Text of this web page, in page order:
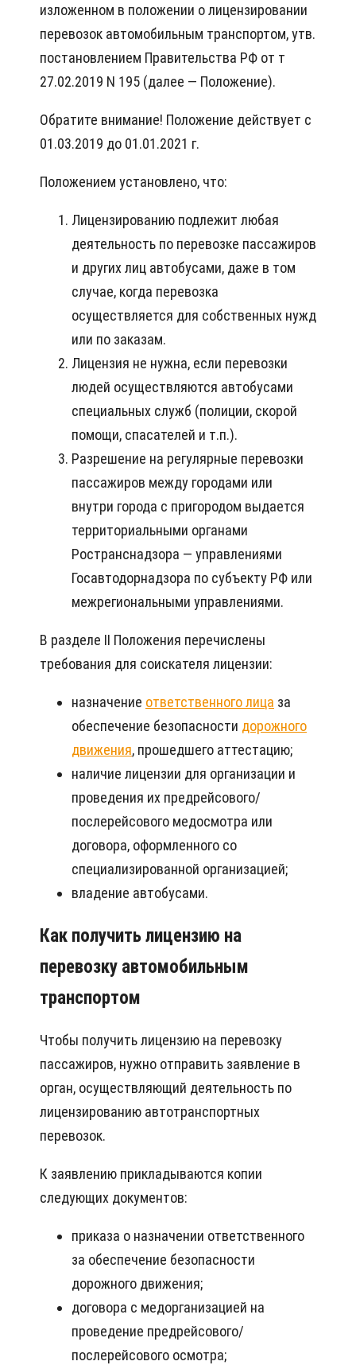
изложенном в положении о лицензировании
перевозок автомобильным транспортом, утв.
постановлением Правительства РФ от т
27.02.2019 N 195 (далее — Положение).
Обратите внимание! Положение действует с
01.03.2019 до 01.01.2021 г.
Положением установлено, что:
Лицензированию подлежит любая
деятельность по перевозке пассажиров
и других лиц автобусами, даже в том
случае, когда перевозка
осуществляется для собственных нужд
или по заказам.
Лицензия не нужна, если перевозки
людей осуществляются автобусами
специальных служб (полиции, скорой
помощи, спасателей и т.п.).
Разрешение на регулярные перевозки
пассажиров между городами или
внутри города с пригородом выдается
территориальными органами
Ространснадзора — управлениями
Госавтодорнадзора по субъекту РФ или
межрегиональными управлениями.
В разделе II Положения перечислены
требования для соискателя лицензии:
назначение ответственного лица за
обеспечение безопасности дорожного
движения, прошедшего аттестацию;
наличие лицензии для организации и
проведения их предрейсового/
послерейсового медосмотра или
договора, оформленного со
специализированной организацией;
владение автобусами.
Как получить лицензию на
перевозку автомобильным
транспортом
Чтобы получить лицензию на перевозку
пассажиров, нужно отправить заявление в
орган, осуществляющий деятельность по
лицензированию автотранспортных
перевозок.
К заявлению прикладываются копии
следующих документов:
приказа о назначении ответственного
за обеспечение безопасности
дорожного движения;
договора с медорганизацией на
проведение предрейсового/
послерейсового осмотра;